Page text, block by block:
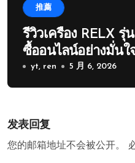
推薦
รีวิวเครื่อง RELX รุ่
ซื้ออนไลน์อย่างมั่นใ
yt, ren 5 月 6, 2026
发表回复
您的邮箱地址不会被公开。